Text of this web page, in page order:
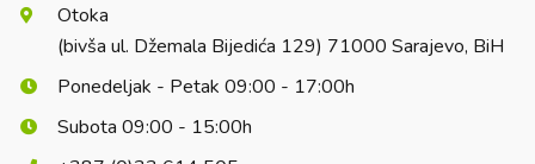
Otoka
(bivša ul. Džemala Bijedića 129) 71000 Sarajevo, BiH
Ponedeljak - Petak 09:00 - 17:00h
Subota 09:00 - 15:00h